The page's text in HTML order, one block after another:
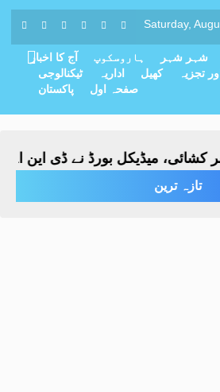
Saturday,
آج کا اخبار ہاروسکوپ شہر شہر
ٹیکنالوجی
اداریہ کھیل تجزیہ
پاکستان
صفحہ اول
میڈیکل بورڈ نے ڈی این اے
تازہ ترین